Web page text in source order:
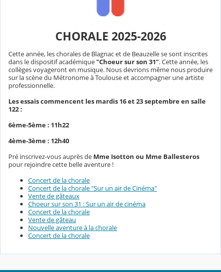
CHORALE 2025-2026
Cette année, les chorales de Blagnac et de Beauzelle se sont inscrites
dans le dispositif académique"Choeur sur son 31". Cette année, les
collèges voyageront en musique. Nous devrions même nous produire
sur la scène du Métronome à Toulouse et accompagner une artiste
professionnelle.
Les essais commencent les mardis 16 et 23 septembre en salle
122 :
6ème-5ème : 11h22
4ème-3ème : 12h40
Pré inscrivez-vous auprès de Mme Isotton ou Mme Ballesteros
pour rejoindre cette belle aventure !
Concert de la chorale
Concert de la chorale "Sur un air de Cinéma"
Vente de gâteaux
Choeur sur son 31 : Sur un air de cinéma
Concert de la chorale
Vente de gâteau
Nouvelle aventure à la chorale
Concert de la chorale